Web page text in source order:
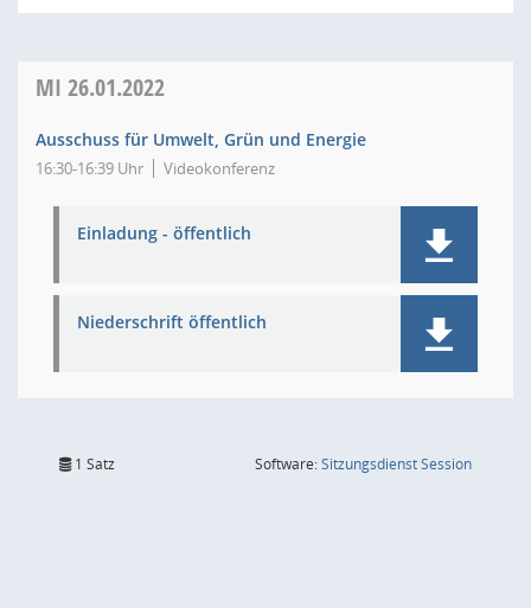
MI 26.01.2022
Ausschuss für Umwelt, Grün und Energie
16:30-16:39 Uhr Videokonferenz
Einladung - öffentlich
Niederschrift öffentlich
1 Satz Software:SitzungsdienstSession(Wird in